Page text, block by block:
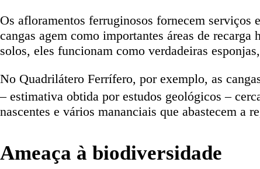
Os afloramentos ferruginosos fornecem serviços
cangas agem como importantes áreas de
solos, eles funcionam como verdadeiras
No Quadrilátero Ferrífero, por exemplo, as
– estimativa obtida por estudos geológicos –
nascentes e vários mananciais que abastecem a
Ameaça à biodiversidade